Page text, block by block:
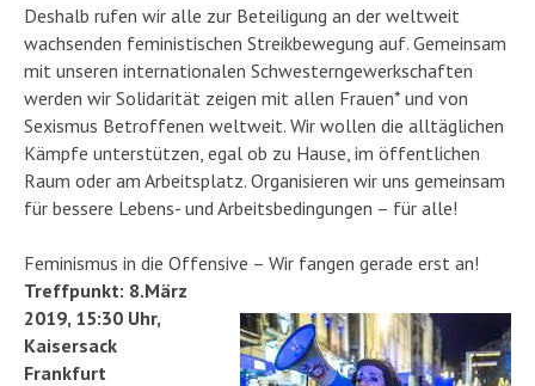
Deshalb rufen wir alle zur Beteiligung an der weltweit
wachsenden feministischen Streikbewegung auf. Gemeinsam
mit unseren internationalen Schwesterngewerkschaften
werden wir Solidarität zeigen mit allen Frauen* und von
Sexismus Betroffenen weltweit. Wir wollen die alltäglichen
Kämpfe unterstützen, egal ob zu Hause, im öffentlichen
Raum oder am Arbeitsplatz. Organisieren wir uns gemeinsam
für bessere Lebens- und Arbeitsbedingungen – für alle!
Feminismus in die Offensive – Wir fangen gerade erst an!
Treffpunkt: 8.März
2019, 15:30 Uhr,
Kaisersack
Frankfurt